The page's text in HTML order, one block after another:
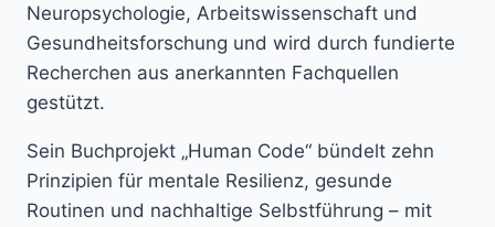
Neuropsychologie, Arbeitswissenschaft und
Gesundheitsforschung und wird durch fundierte
Recherchen aus anerkannten Fachquellen
gestützt.
Sein Buchprojekt „Human Code“ bündelt zehn
Prinzipien für mentale Resilienz, gesunde
Routinen und nachhaltige Selbstführung – mit